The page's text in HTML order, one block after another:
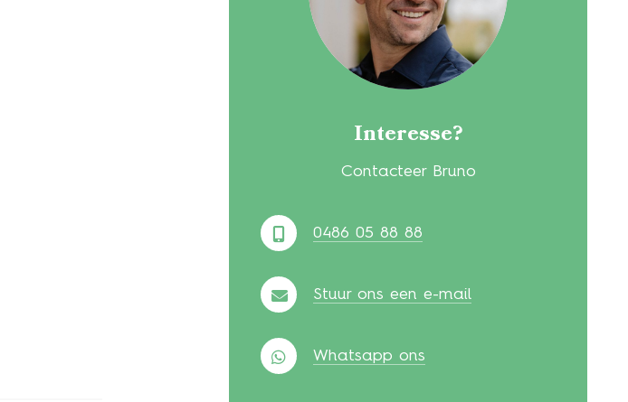
Interesse?
Contacteer Bruno
0486 05 88 88
Stuur ons een e-mail
Whatsapp ons